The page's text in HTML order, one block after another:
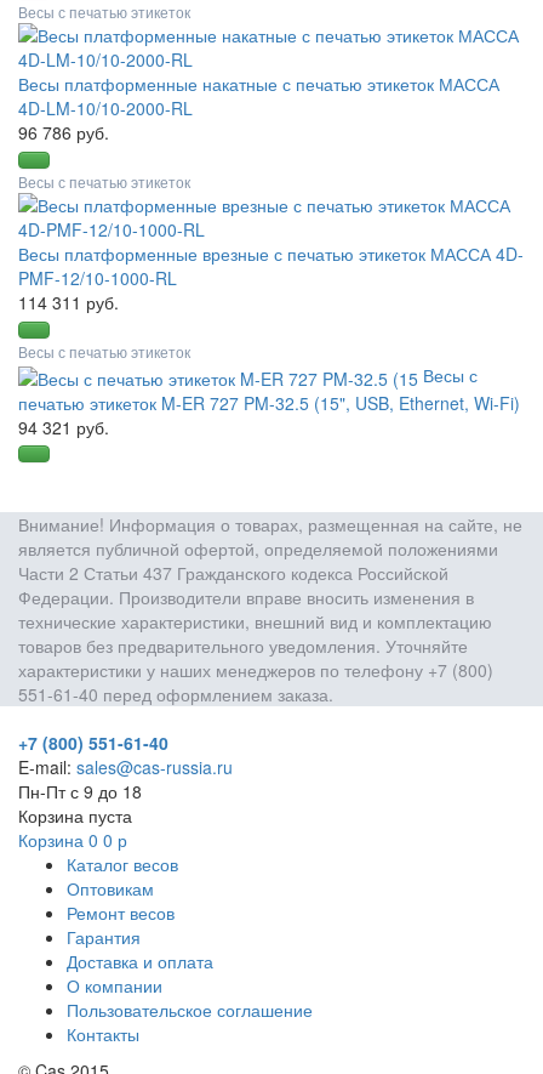
Весы с печатью этикеток
Весы платформенные накатные с печатью этикеток МАССА
4D-LM-10/10-2000-RL
96 786 руб.
Весы с печатью этикеток
Весы платформенные врезные с печатью этикеток МАССА 4D-
PMF-12/10-1000-RL
114 311 руб.
Весы с печатью этикеток
Весы с
печатью этикеток M-ER 727 PM-32.5 (15", USB, Ethernet, Wi-Fi)
94 321 руб.
Внимание! Информация о товарах, размещенная на сайте, не
является публичной офертой, определяемой положениями
Части 2 Статьи 437 Гражданского кодекса Российской
Федерации. Производители вправе вносить изменения в
технические характеристики, внешний вид и комплектацию
товаров без предварительного уведомления. Уточняйте
характеристики у наших менеджеров по телефону +7 (800)
551-61-40 перед оформлением заказа.
+7 (800) 551-61-40
E-mail: sales@cas-russia.ru
Пн-Пт с 9 до 18
Корзина пуста
Корзина 0 0 р
Каталог весов
Оптовикам
Ремонт весов
Гарантия
Доставка и оплата
О компании
Пользовательское соглашение
Контакты